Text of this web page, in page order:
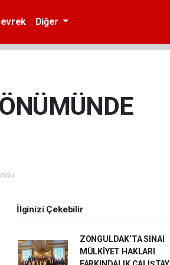
Diğer
İlginizi Çekebilir
ZONGULDAK’TA SINAİ
MÜLKİYET HAKLARI